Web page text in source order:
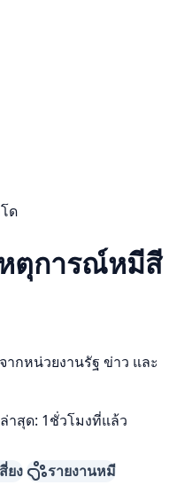
ด
ตุการณ์หมีสี
กหน่วยงานรัฐ ข่าว และ
าสุด: 1ชั่วโมงที่แล้ว
ยง รายงานหมี